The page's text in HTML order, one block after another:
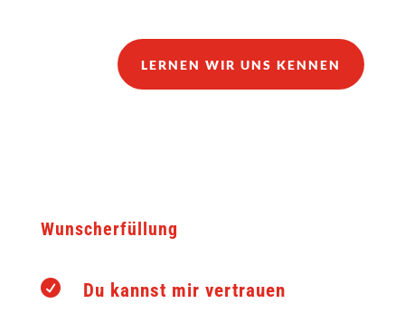
LERNEN WIR UNS KENNEN
Wunscherfüllung
 Du kannst mir vertrauen